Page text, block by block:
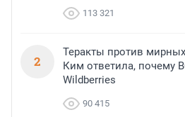
113 321
2
Теракты против
Ким ответила, почему
Wildberries
90 415